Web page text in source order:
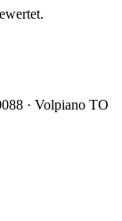
· Volpiano TO